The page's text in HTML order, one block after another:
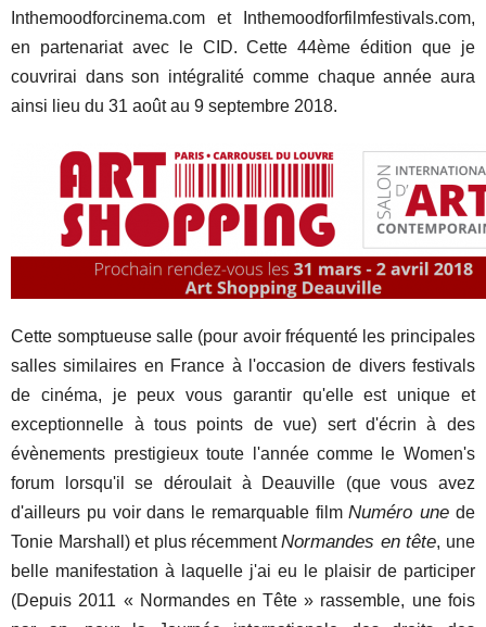
Inthemoodforcinema.com et Inthemoodforfilmfestivals.com,
en partenariat avec le CID. Cette 44ème édition que je
couvrirai dans son intégralité comme chaque année aura
ainsi lieu du 31 août au 9 septembre 2018.
Cette somptueuse salle (pour avoir fréquenté les principales
salles similaires en France à l'occasion de divers festivals
de cinéma, je peux vous garantir qu'elle est unique et
exceptionnelle à tous points de vue) sert d'écrin à des
évènements prestigieux toute l'année comme le Women's
forum lorsqu'il se déroulait à Deauville (que vous avez
d'ailleurs pu voir dans le remarquable filmNuméro une de
Tonie Marshall) et plus récemmentNormandes en tête, une
belle manifestation à laquelle j'ai eu le plaisir de participer
(Depuis 2011 « Normandes en Tête » rassemble, une fois